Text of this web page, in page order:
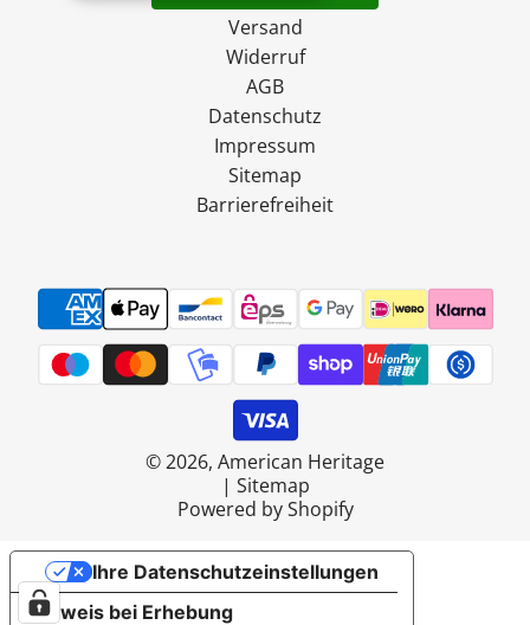
Versand
Widerruf
AGB
Datenschutz
Impressum
Sitemap
Barrierefreiheit
© 2026, American Heritage
| Sitemap
Powered by Shopify
Hinweis bei Erhebung
Ihre Datenschutzeinstellungen